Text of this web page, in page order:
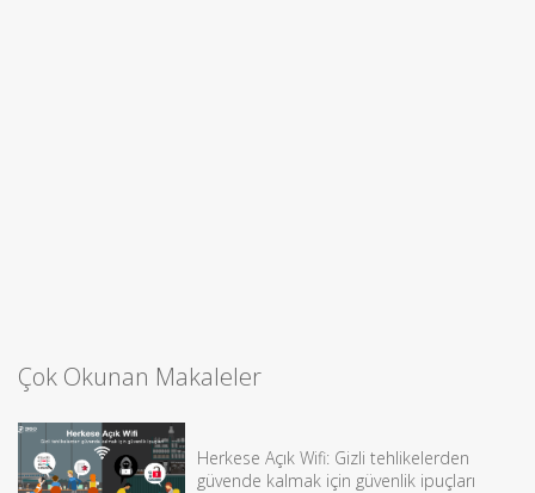
Çok Okunan Makaleler
Herkese Açık Wifi: Gizli tehlikelerden
güvende kalmak için güvenlik ipuçları